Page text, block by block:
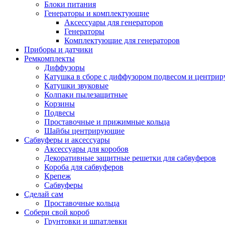
Блоки питания
Генераторы и комплектующие
Аксессуары для генераторов
Генераторы
Комплектующие для генераторов
Приборы и датчики
Ремкомплекты
Диффузоры
Катушка в сборе с диффузором подвесом и
Катушки звуковые
Колпаки пылезащитные
Корзины
Подвесы
Проставочные и прижимные кольца
Шайбы центрирующие
Сабвуферы и аксессуары
Аксессуары для коробов
Декоративные защитные решетки для сабвуферов
Короба для сабвуферов
Крепеж
Сабвуферы
Сделай сам
Проставочные кольца
Собери свой короб
Грунтовки и шпатлевки